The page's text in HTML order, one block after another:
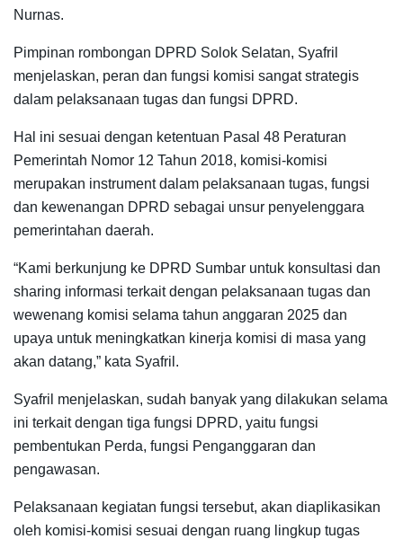
Nurnas.
Pimpinan rombongan DPRD Solok Selatan, Syafril
menjelaskan, peran dan fungsi komisi sangat strategis
dalam pelaksanaan tugas dan fungsi DPRD.
Hal ini sesuai dengan ketentuan Pasal 48 Peraturan
Pemerintah Nomor 12 Tahun 2018, komisi-komisi
merupakan instrument dalam pelaksanaan tugas, fungsi
dan kewenangan DPRD sebagai unsur penyelenggara
pemerintahan daerah.
“Kami berkunjung ke DPRD Sumbar untuk konsultasi dan
sharing informasi terkait dengan pelaksanaan tugas dan
wewenang komisi selama tahun anggaran 2025 dan
upaya untuk meningkatkan kinerja komisi di masa yang
akan datang,” kata Syafril.
Syafril menjelaskan, sudah banyak yang dilakukan selama
ini terkait dengan tiga fungsi DPRD, yaitu fungsi
pembentukan Perda, fungsi Penganggaran dan
pengawasan.
Pelaksanaan kegiatan fungsi tersebut, akan diaplikasikan
oleh komisi-komisi sesuai dengan ruang lingkup tugas